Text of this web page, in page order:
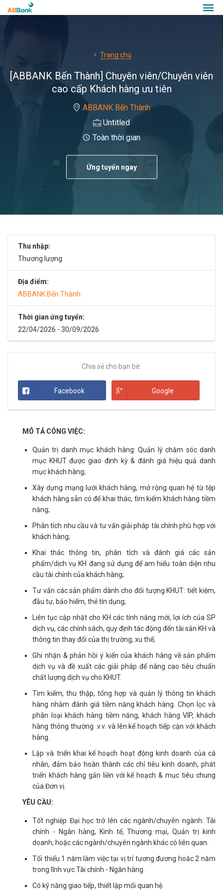
Trang chủ
[ABBANK Bến Thành] Chuyên viên/Chuyên viên
cao cấp Khách hàng ưu tiên
ABBANK Bến Thành
Untitled
Toàn thời gian
Ứng tuyển ngay
Thu nhập:
Thương lượng
Địa điểm:
ABBANK Bến Thành
Thời gian ứng tuyển:
22/04/2026 - 30/09/2026
Chia sẻ cho bạn bè:
Facebook Google
MÔ TẢ CÔNG VIỆC:
Quản trị danh mục khách hàng: Quản lý chăm sóc danh
mục KHUT được giao định kỳ & đánh giá hiệu quả danh
mục khách hàng;
Xây dựng mạng lưới khách hàng, mở rộng quan hệ từ tệp
khách hàng sẵn có để khai thác, tìm kiếm khách hàng tiềm
năng;
Phân tích nhu cầu và tư vấn giải pháp tài chính phù hợp với
khách hàng;
Khai thác thông tin, phân tích và đánh giá các sản
phẩm/dịch vụ KH đang sử dụng để am hiểu toàn diện nhu
cầu tài chính của khách hàng;
Tư vấn các sản phẩm dành cho đối tượng KHUT: tiết kiệm,
đầu tư, bảo hiểm, thẻ tín dụng;
Liên tục cập nhật cho KH các tính năng mới, lợi ích của SP
dịch vụ, các chính sách, quy định tác động đến tài sản KH và
thông tin thay đổi của thị trường, xu thế;
Ghi nhận & phản hồi ý kiến của khách hàng về sản phẩm
dịch vụ và đề xuất các giải pháp để nâng cao tiêu chuẩn
chất lượng dịch vụ cho KHUT.
Tìm kiếm, thu thập, tổng hợp và quản lý thông tin khách
hàng nhằm đánh giá tiềm năng khách hàng. Chọn lọc và
phân loại khách hàng tiềm năng, khách hàng VIP, khách
hàng thông thường .v.v. và lên kế hoạch tiếp cận với khách
hàng.
Lập và triển khai kế hoạch hoạt động kinh doanh của cá
nhân, đảm bảo hoàn thành các chỉ tiêu kinh doanh, phát
triển khách hàng gắn liền với kế hoạch & mục tiêu chung
của Đơn vị.
YÊU CẦU:
Tốt nghiệp Đại học trở lên các ngành/chuyên ngành: Tài
chính - Ngân hàng, Kinh tế, Thương mại, Quản trị kinh
doanh, hoặc các ngành/chuyên ngành khác có liên quan.
Tối thiểu 1 năm làm việc tại vị trí tương đương hoăc 2 năm
trong lĩnh vực Tài chính - Ngân hàng.
Có kỹ năng giao tiếp, thiết lập mối quan hệ.